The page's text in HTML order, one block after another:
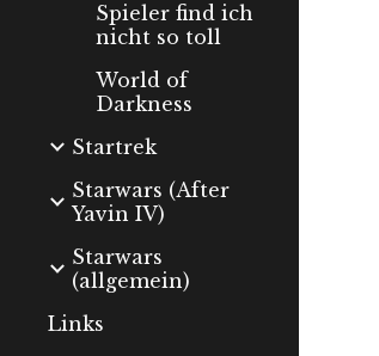
Spieler find ich
nicht so toll
World of
Darkness
Startrek
Starwars (After
Yavin IV)
Starwars
(allgemein)
Links